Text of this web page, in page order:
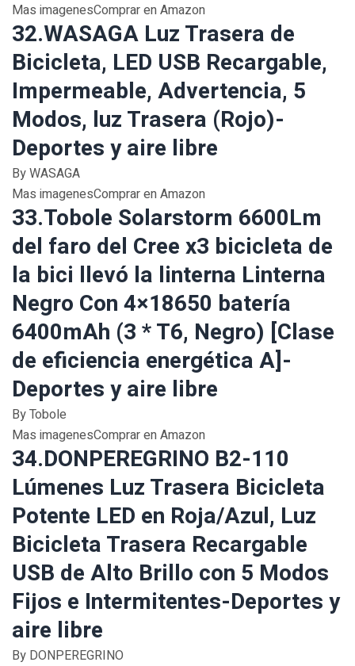
Mas imagenesComprar en Amazon
32.WASAGA Luz Trasera de
Bicicleta, LED USB Recargable,
Impermeable, Advertencia, 5
Modos, luz Trasera (Rojo)-
Deportes y aire libre
By WASAGA
Mas imagenesComprar en Amazon
33.Tobole Solarstorm 6600Lm
del faro del Cree x3 bicicleta de
la bici llevó la linterna Linterna
Negro Con 4×18650 batería
6400mAh (3 * T6, Negro) [Clase
de eficiencia energética A]-
Deportes y aire libre
By Tobole
Mas imagenesComprar en Amazon
34.DONPEREGRINO B2-110
Lúmenes Luz Trasera Bicicleta
Potente LED en Roja/Azul, Luz
Bicicleta Trasera Recargable
USB de Alto Brillo con 5 Modos
Fijos e Intermitentes-Deportes y
aire libre
By DONPEREGRINO